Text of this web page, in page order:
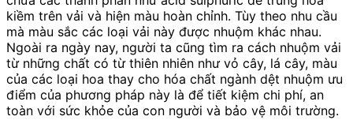
kiềm trên vải và hiện màu hoàn chỉnh. Tùy theo nhu cầu
mà màu sắc các loại vải này được nhuộm khác nhau.
Ngoài ra ngày nay, người ta cũng tìm ra cách nhuộm vải
từ những chất có từ thiên nhiên như vỏ cây, lá cây, màu
của các loại hoa thay cho hóa chất ngành dệt nhuộm ưu
điểm của phương pháp này là để tiết kiệm chi phí, an
toàn với sức khỏe của con người và bảo vệ môi trường.